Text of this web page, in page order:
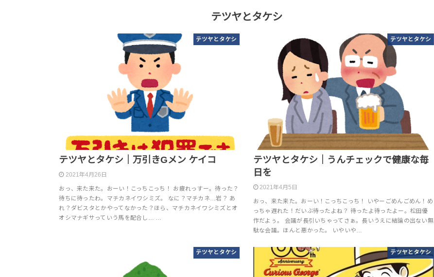
テツヤとタケシ
テツヤとタケシ
テツヤとタケシ｜万引きGメン ケイコ
2021年4月26日
おっ、来た来た。おーい！こっちこっち！ お疲れっすー。待った？
待ちに待ったわ。マチカネイワシミズ。 なに？マチカネ…岩？ あ
れ？ダビスタとかやってなかった？ほら、マチカネイワシミズとオ
オシマナギサっていう馬を配合し… …
テツヤとタケシ
テツヤとタケシ｜うんチェックで健康な毎
日を
2021年4月5日
おっ、来た来た。おーい！こっちこっち！ いやーごめんごめん！め
っちゃ遅れた！だいぶ待ったよね？ 待ったよ待ったよー。松田優
作だよぅ。 会議が長引いちゃってさぁ。長いうえに結論の出ない無
駄な会議。ほんと悪かった。 いやいや…
テツヤとタケシ テツヤとタケシ